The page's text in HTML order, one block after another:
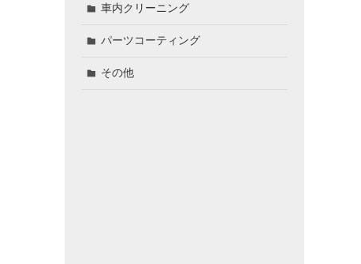
車内クリーニング
パーツコーティング
その他